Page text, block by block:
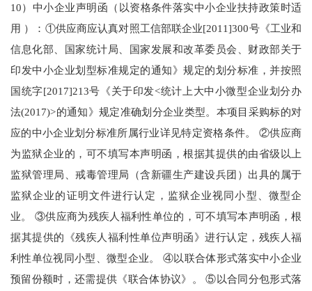
10）中小企业声明函（以资格条件落实中小企业扶持政策时适
用 ）：①供应商应认真对照工信部联企业[2011]300号《工业和
信息化部、国家统计局、国家发展和改革委员会、财政部关于
印发中小企业划型标准规定的通知》规定的划分标准，并按照
国统字[2017]213号《关于印发<统计上大中小微型企业划分办
法(2017)>的通知》规定准确划分企业类型。本项目采购标的对
应的中小企业划分标准所属行业详见特定资格条件。 ②供应商
为监狱企业的，可不填写本声明函，根据其提供的由省级以上
监狱管理局、戒毒管理局（含新疆生产建设兵团）出具的属于
监狱企业的证明文件进行认定，监狱企业视同小型、微型企
业。 ③供应商为残疾人福利性单位的，可不填写本声明函，根
据其提供的《残疾人福利性单位声明函》进行认定，残疾人福
利性单位视同小型、微型企业。 ④以联合体形式落实中小企业
预留份额时，还需提供《联合体协议》。 ⑤以合同分包形式落